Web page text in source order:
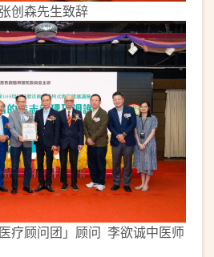
创森先生致辞
疗顾问团」顾问 李欲诚中医师